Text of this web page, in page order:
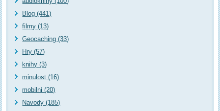
Blog (441)
filmy (13)
Geocaching (33)
Hry (57)
knihy (3)
minulost (16)
mobilni (20)
Navody (185)